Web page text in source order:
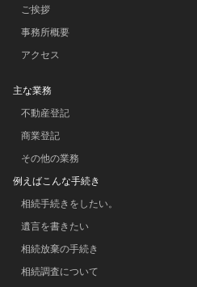
ご挨拶
事務所概要
アクセス
主な業務
不動産登記
商業登記
その他の業務
例えばこんな手続き
相続手続きをしたい。
遺言を書きたい
相続放棄の手続き
相続調査について